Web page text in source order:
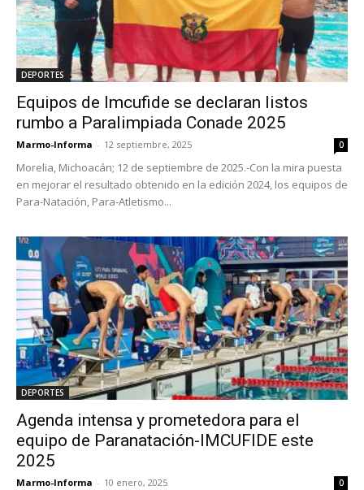
DEPORTES
Equipos de Imcufide se declaran listos
rumbo a Paralimpiada Conade 2025
Marmo-Informa - 12 septiembre, 2025 0
Morelia, Michoacán; 12 de septiembre de 2025.-Con la mira puesta
en mejorar el resultado obtenido en la edición 2024, los equipos de
Para-Natación, Para-Atletismo...
DEPORTES
Agenda intensa y prometedora para el
equipo de Paranatación-IMCUFIDE este
2025
Marmo-Informa - 10 enero, 2025 0